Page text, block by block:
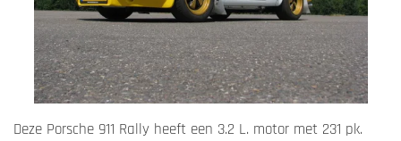
Deze Porsche 911 Rally heeft een 3.2 L. motor met 231 pk.